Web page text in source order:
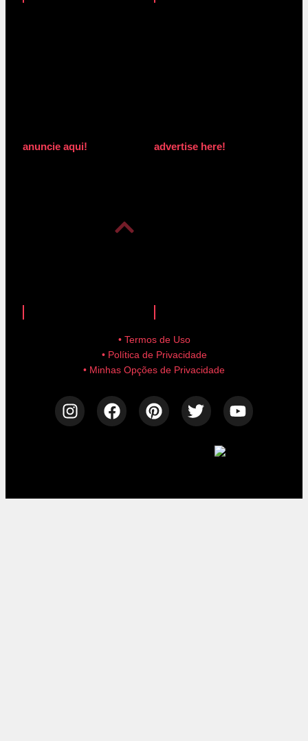
anuncie aqui! advertise here!
• Termos de Uso
• Política de Privacidade
• Minhas Opções de Privacidade